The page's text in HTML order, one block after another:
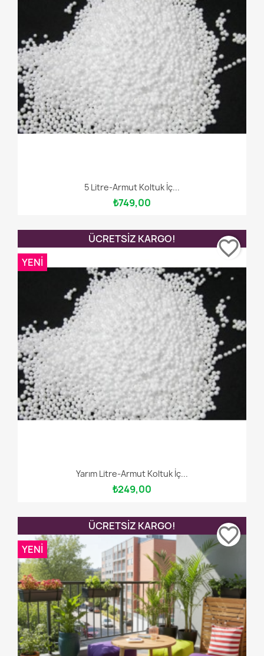
5 Litre-Armut Koltuk İç...
₺749,00
Yarım Litre-Armut Koltuk İç...
₺249,00
ÜCRETSIZ KARGO!
YENI
favorite_border
ÜCRETSIZ KARGO!
YENI
favorite_border